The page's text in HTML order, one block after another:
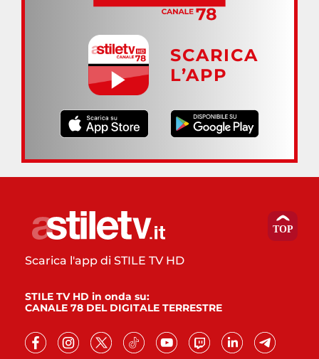
SCARICA
L’APP
Scarica l'app di STILE TV HD
STILE TV HD in onda su:
CANALE 78 DEL DIGITALE TERRESTRE